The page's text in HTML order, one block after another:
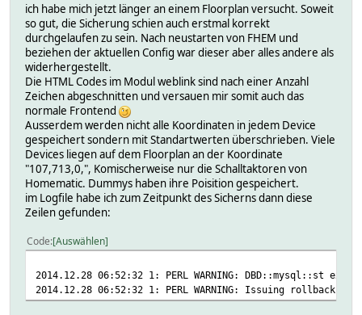
ich habe mich jetzt länger an einem Floorplan versucht. Soweit
so gut, die Sicherung schien auch erstmal korrekt
durchgelaufen zu sein. Nach neustarten von FHEM und
beziehen der aktuellen Config war dieser aber alles andere als
widerhergestellt.
Die HTML Codes im Modul weblink sind nach einer Anzahl
Zeichen abgeschnitten und versauen mir somit auch das
normale Frontend
Ausserdem werden nicht alle Koordinaten in jedem Device
gespeichert sondern mit Standartwerten überschrieben. Viele
Devices liegen auf dem Floorplan an der Koordinate
"107,713,0,", Komischerweise nur die Schalltaktoren von
Homematic. Dummys haben ihre Poisition gespeichert.
im Logfile habe ich zum Zeitpunkt des Sicherns dann diese
Zeilen gefunden:
Code Auswählen
2014.12.28 06:52:32 1: PERL WARNING: DBD::mysql::st
2014.12.28 06:52:32 1: PERL WARNING: Issuing rollback()